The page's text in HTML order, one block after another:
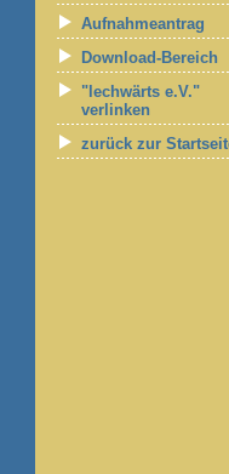
Aufnahmeantrag
Download-Bereich
"lechwärts e.V."
verlinken
zurück zur